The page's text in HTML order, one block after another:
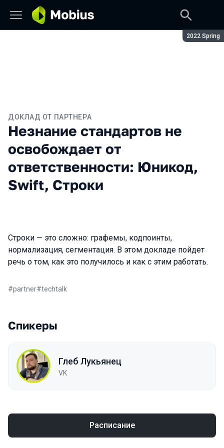
Сезон:
2022 Spring
ДОКЛАД ОТ ПАРТНЕРА
Незнание стандартов не
освобождает от
ответственности: Юникод,
Swift, Строки
Строки — это сложно: графемы, кодпоинты,
нормализация, сегментация. В этом докладе пойдет
речь о том, как это получилось и как с этим работать.
#partner#techtalk
Спикеры
Глеб Лукьянец
VK
Расписание